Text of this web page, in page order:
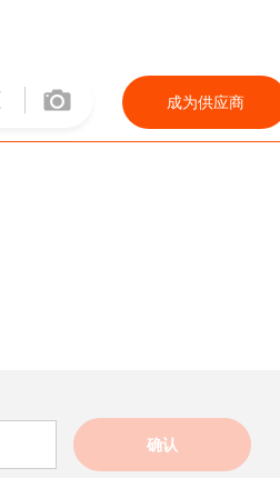
成为供应商
确认